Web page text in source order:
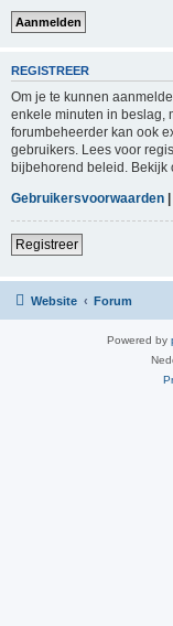
REGISTREER
Om je te kunnen
enkele minuten in beslag,
forumbeheerder kan ook
gebruikers. Lees voor
bijbehorend beleid. Bekijk
Gebruikersvoorwaarden |
Registreer
Website Forum
Powered by